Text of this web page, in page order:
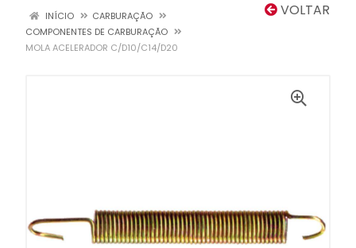
VOLTAR
INÍCIO
CARBURAÇÃO
COMPONENTES DE CARBURAÇÃO
MOLA ACELERADOR C/D10/C14/D20